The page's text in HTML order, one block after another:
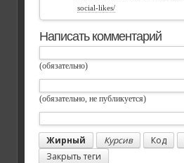
social-likes/
Написать комментарий
(обязательно)
(обязательно, не публикуется)
Жирный Курсив Код
Закрыть теги